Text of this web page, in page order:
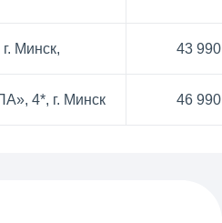
Минск, 43
4*, г. Минск 46